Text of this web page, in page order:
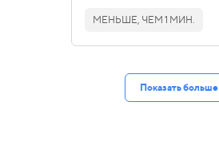
МЕНЬШЕ, ЧЕМ 1 МИН.
Показать больше